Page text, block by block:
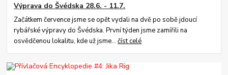
Výprava do Švédska 28.6. - 11.7.
Začátkem července jsme se opět vydali na dvě po sobě jdoucí
rybářské výpravy do Švédska. První týden jsme zamířili na
osvědčenou lokalitu, kde už jsme...číst celé